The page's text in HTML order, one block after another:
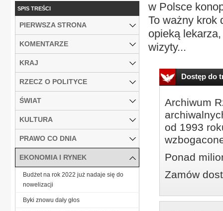
w Polsce
To ważny krok
opieką
wizyty...
Dostęp do
Archiwum
od 1993
Ponad
Zamów
SPIS TREŚCI
PIERWSZA STRONA
KOMENTARZE
KRAJ
RZECZ O POLITYCE
ŚWIAT
KULTURA
PRAWO CO DNIA
EKONOMIA I RYNEK
Budżet na rok 2022 już nadaje się do
nowelizacji
Byki znowu dały głos